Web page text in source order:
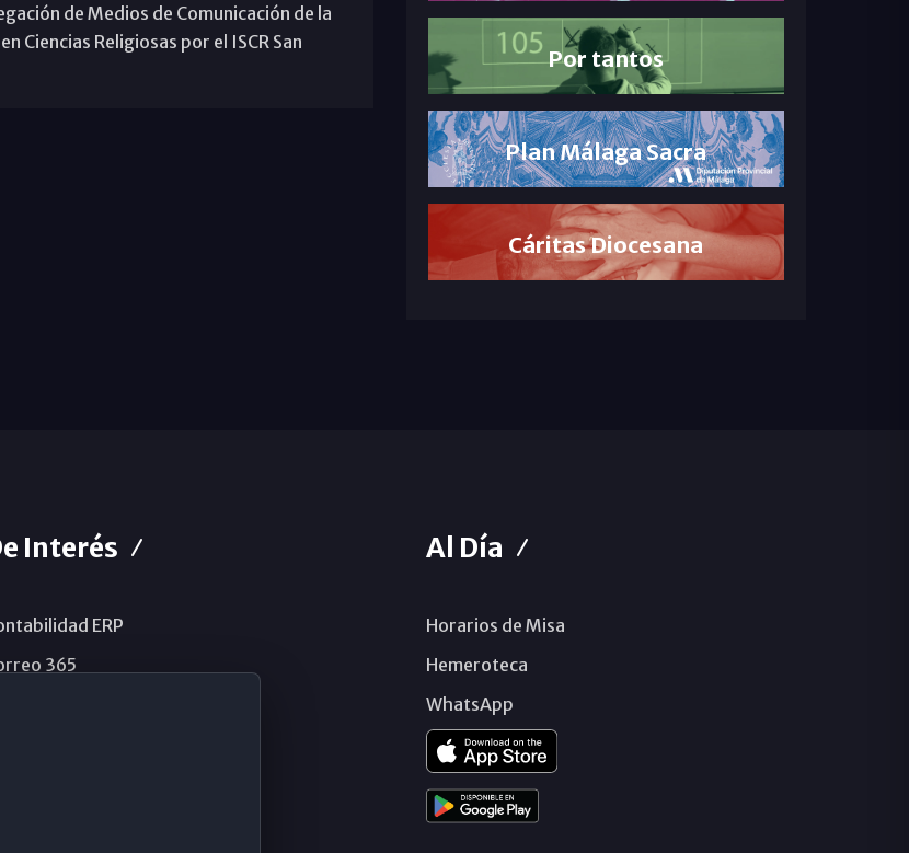
de Medios de Comunicación de la
Ciencias Religiosas por el ISCR San
Por tantos
Plan Málaga Sacra
Cáritas Diocesana
Interés
ERP
365
Al Día
Horarios de Misa
Hemeroteca
WhatsApp